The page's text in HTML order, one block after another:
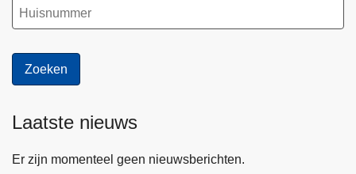
Laatste nieuws
Er zijn momenteel geen nieuwsberichten.